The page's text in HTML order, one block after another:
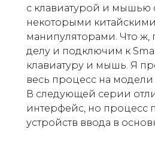
с клавиатурой и мышью
некоторыми
манипуляторами. Что ж,
делу и подключим к
клавиатуру и мышь. Я
весь процесс на модели
В следующей серии
интерфейс, но процесс
устройств ввода в